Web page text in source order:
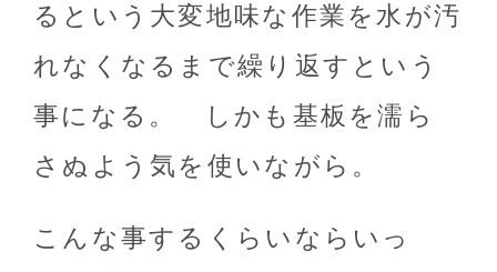
るという大変地味な作業を水が汚
れなくなるまで繰り返すという
事になる。 しかも基板を濡ら
さぬよう気を使いながら。
こんな事するくらいならいっ